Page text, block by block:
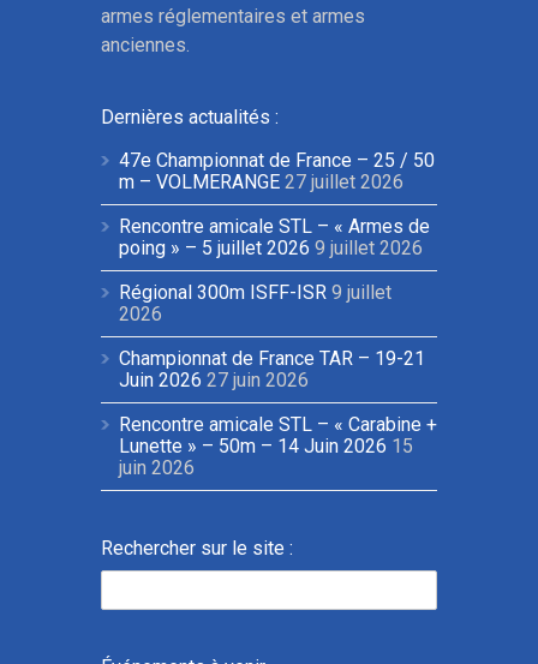
armes réglementaires et armes
anciennes.
Dernières actualités :
47e Championnat de France – 25 / 50
m – VOLMERANGE 27 juillet 2026
Rencontre amicale STL – « Armes de
poing » – 5 juillet 2026 9 juillet 2026
Régional 300m ISFF-ISR 9 juillet
2026
Championnat de France TAR – 19-21
Juin 2026 27 juin 2026
Rencontre amicale STL – « Carabine +
Lunette » – 50m – 14 Juin 2026 15
juin 2026
Rechercher sur le site :